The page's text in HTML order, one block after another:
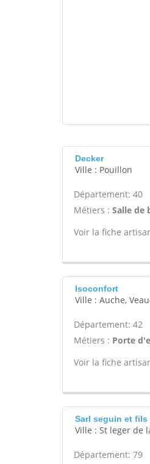
Decker
Ville : Pouillon
Département: 40
Métiers : Salle de
Voir la fiche
Isoconfort
Ville : Auche,
Département: 42
Métiers : Porte
Voir la fiche
Sarl seguin et fils
Ville : St leger de
Département: 79